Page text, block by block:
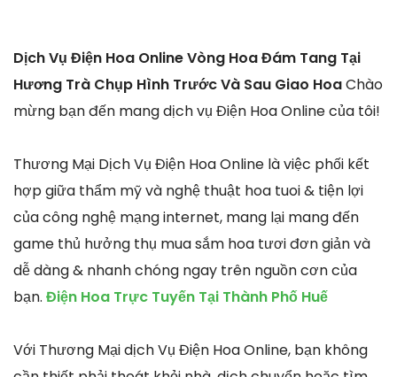
Dịch Vụ Điện Hoa Online Vòng Hoa Đám Tang Tại
Hương Trà Chụp Hình Trước Và Sau Giao HoaChào
mừng bạn đến mang dịch vụ Điện Hoa Online của tôi!
Thương Mại Dịch Vụ Điện Hoa Online là việc phối kết
hợp giữa thẩm mỹ và nghệ thuật hoa tuoi & tiện lợi
của công nghệ mạng internet, mang lại mang đến
game thủ hưởng thụ mua sắm hoa tươi đơn giản và
dễ dàng & nhanh chóng ngay trên nguồn cơn của
bạn. Điện Hoa Trực Tuyến Tại Thành Phố Huế
Với Thương Mại dịch Vụ Điện Hoa Online, bạn không